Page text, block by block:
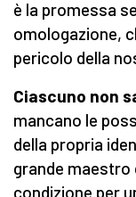
è la promessa
omologazione,
pericolo della
Ciascuno non
mancano le
della propria
grande maestro
condizione per